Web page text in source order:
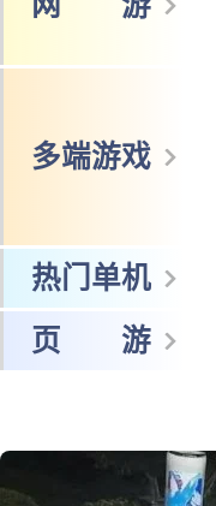
戏
网 游
多端游戏
页 游